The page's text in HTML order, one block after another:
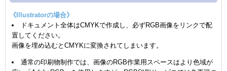
《Illustratorの場合》
ドキュメント全体はCMYKで作成し、必ずRGB画像をリンクで配
置してください。
画像を埋め込むとCMYKに変換されてしまいます。
通常の印刷物制作では、画像のRGB作業用スペースはより色域が